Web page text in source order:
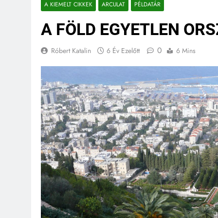
A KIEMELT CIKKEK ARCULAT PÉLDATÁR
A FÖLD EGYETLEN
Róbert Katalin 6 Év Ezelőtt 0 6 Mins